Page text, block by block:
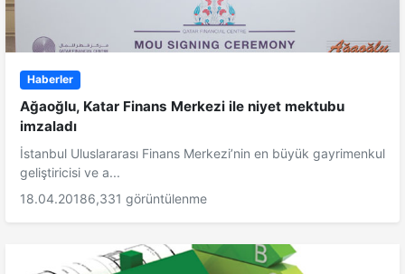
Haberler
Ağaoğlu, Katar Finans Merkezi ile niyet mektubu
imzaladı
İstanbul Uluslararası Finans Merkezi’nin en büyük gayrimenkul
geliştiricisi ve a...
18.04.20186,331 görüntülenme